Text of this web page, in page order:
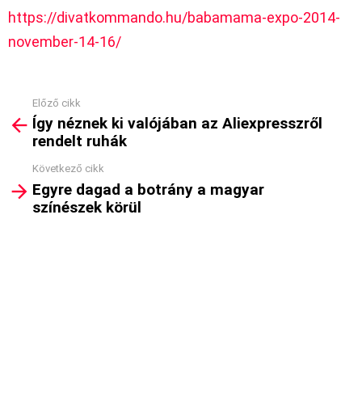
https://divatkommando.hu/babamama-expo-2014-
november-14-16/
more
Előző cikk
Így néznek ki valójában az Aliexpresszről
rendelt ruhák
Következő cikk
Egyre dagad a botrány a magyar
színészek körül